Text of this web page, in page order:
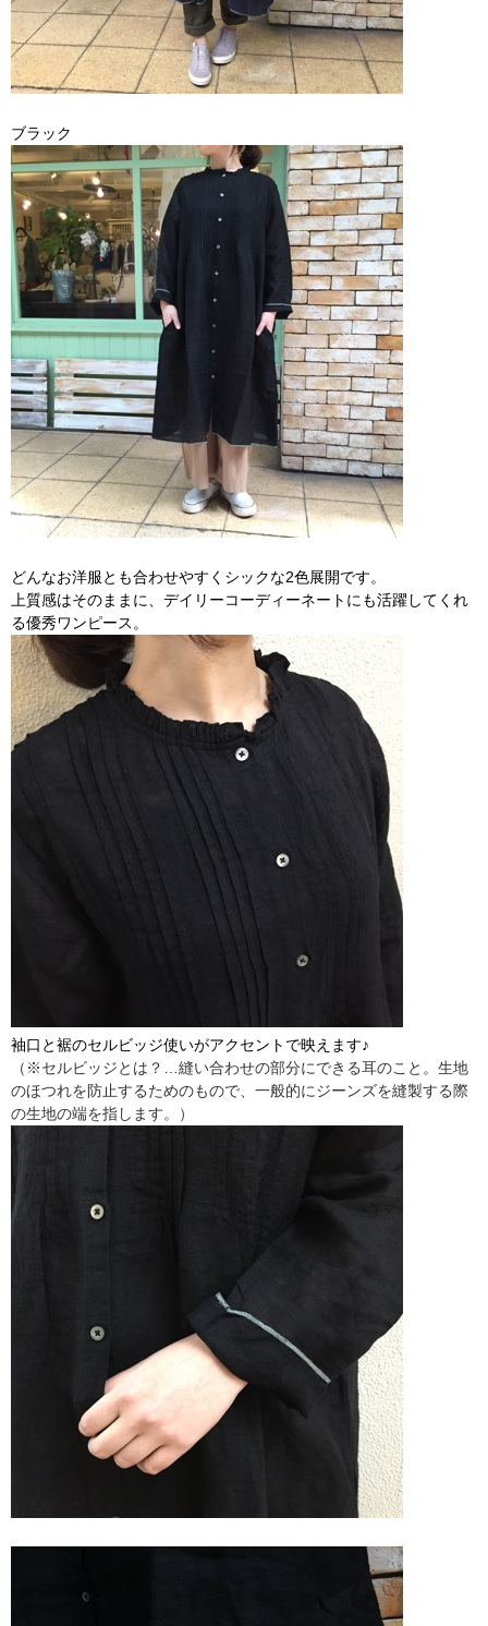
ブラック
どんなお洋服とも合わせやすくシックな2色展開です。
上質感はそのままに、デイリーコーディーネートにも活躍してくれ
る優秀ワンピース。
袖口と裾のセルビッジ使いがアクセントで映えます♪
（※セルビッジとは？…縫い合わせの部分にできる耳のこと。生地
のほつれを防止するためのもので、一般的にジーンズを縫製する際
の生地の端を指します。）